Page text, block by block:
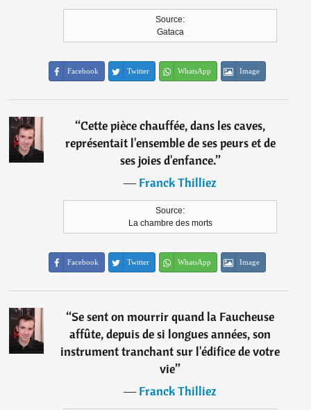
Source:
Gataca
Facebook Twitter WhatsApp Image
“Cette pièce chauffée, dans les caves,
représentait l'ensemble de ses peurs et de
ses joies d'enfance.”
―Franck Thilliez
Source:
La chambre des morts
Facebook Twitter WhatsApp Image
“Se sent on mourrir quand la Faucheuse
affûte, depuis de si longues années, son
instrument tranchant sur l'édifice de votre
vie”
―Franck Thilliez